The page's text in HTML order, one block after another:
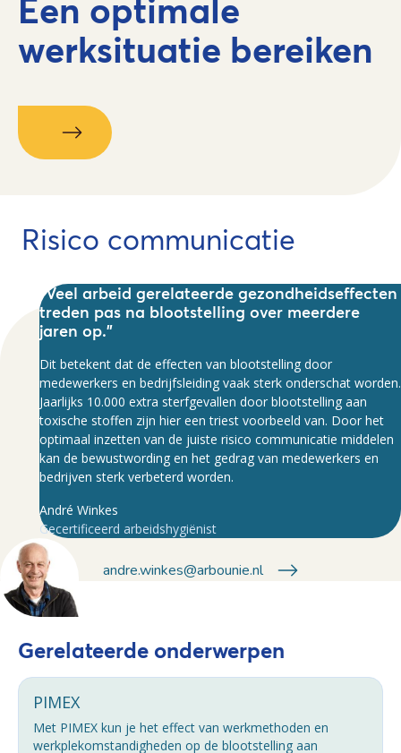
Een optimale
werksituatie bereiken
Risico communicatie
"Veel arbeid gerelateerde gezondheidseffecten
treden pas na blootstelling over meerdere
jaren op."
Dit betekent dat de effecten van blootstelling door
medewerkers en bedrijfsleiding vaak sterk onderschat worden.
Jaarlijks 10.000 extra sterfgevallen door blootstelling aan
toxische stoffen zijn hier een triest voorbeeld van. Door het
optimaal inzetten van de juiste risico communicatie middelen
kan de bewustwording en het gedrag van medewerkers en
bedrijven sterk verbeterd worden.
André Winkes
Gecertificeerd arbeidshygiënist
andre.winkes@arbounie.nl
Gerelateerde onderwerpen
PIMEX
Met PIMEX kun je het effect van werkmethoden en
werkplekomstandigheden op de blootstelling aan